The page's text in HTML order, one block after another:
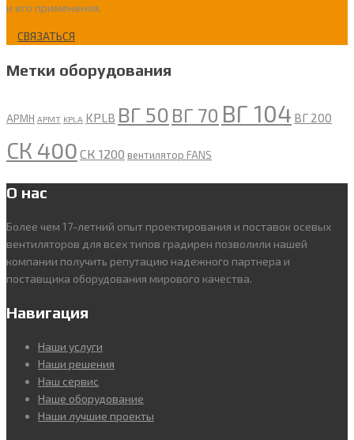
и его применения.
СВЯЗАТЬСЯ
Метки оборудования
APMH APMT KPLA KPLB ВГ 50 ВГ 70 ВГ 104 ВГ 200
СК 400 СК 1200 вентилятор FANS
О нас
Более чем 17-летний опыт проектирования и поставок осевых
вентиляторов для всех типов градирен позволили нашей
компании получить репутацию надежного партнера и
поставщика оборудования мирового качества.
Навигация
Наши услуги
Наши решения
Наш сервис
Наше оборудование
Наши лучшие проекты